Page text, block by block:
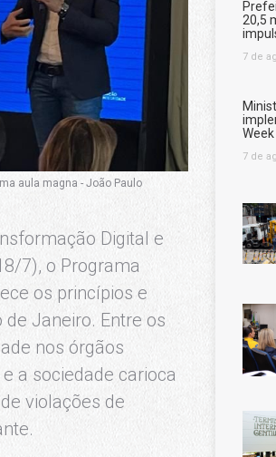
aula magna - João Paulo
Digital e
7), o Programa
os princípios e
Janeiro. Entre os
nos órgãos
a sociedade carioca
violações de
20,5
7 de
Week
7 de